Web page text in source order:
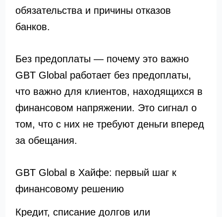
обязательства и причины отказов
банков.
Без предоплаты — почему это важно
GBT Global работает без предоплаты,
что важно для клиентов, находящихся в
финансовом напряжении. Это сигнал о
том, что с них не требуют деньги вперед
за обещания.
GBT Global в Хайфе: первый шаг к
финансовому решению
Кредит, списание долгов или